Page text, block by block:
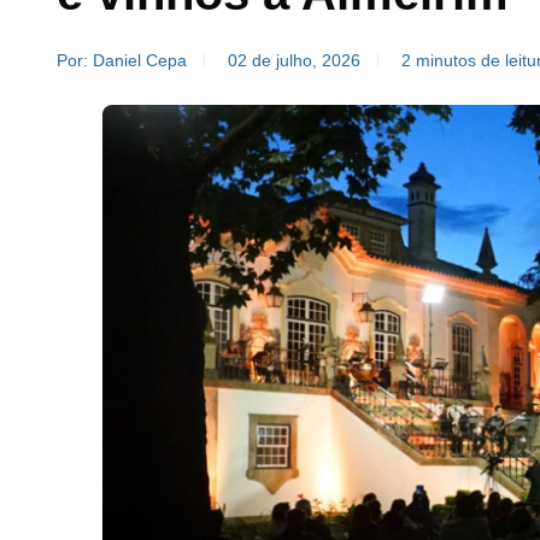
Por: Daniel Cepa 02 de julho, 2026 2 minutos de